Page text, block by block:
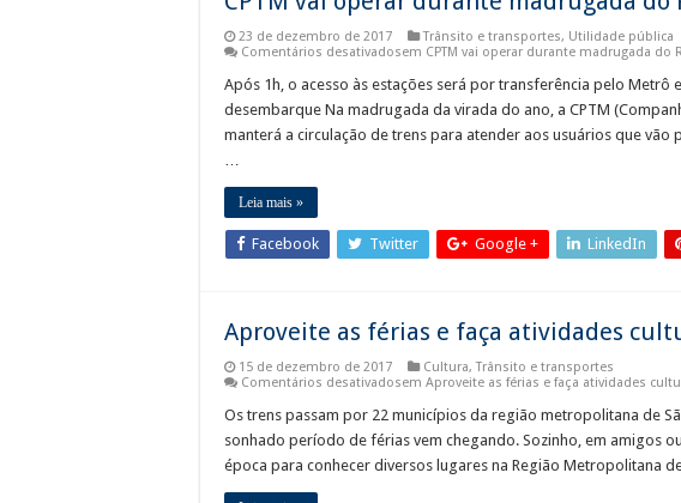
23 de dezembro de 2017 Trânsito e transportes, Utilidade pública
Comentários desativadosem CPTM vai operar durante madrugada do
Após 1h, o acesso às estações será por transferência pelo Metrô
desembarque Na madrugada da virada do ano, a CPTM
manterá a circulação de trens para atender aos usuários que vão
…
Leia mais »
Facebook Twitter Google + LinkedIn
Aproveite as férias e faça atividades
15 de dezembro de 2017 Cultura,Trânsito e transportes
Comentários desativadosem Aproveite as férias e faça atividades
Os trens passam por 22 municípios da região metropolitana de
sonhado período de férias vem chegando. Sozinho, em amigos
época para conhecer diversos lugares na Região Metropolitana